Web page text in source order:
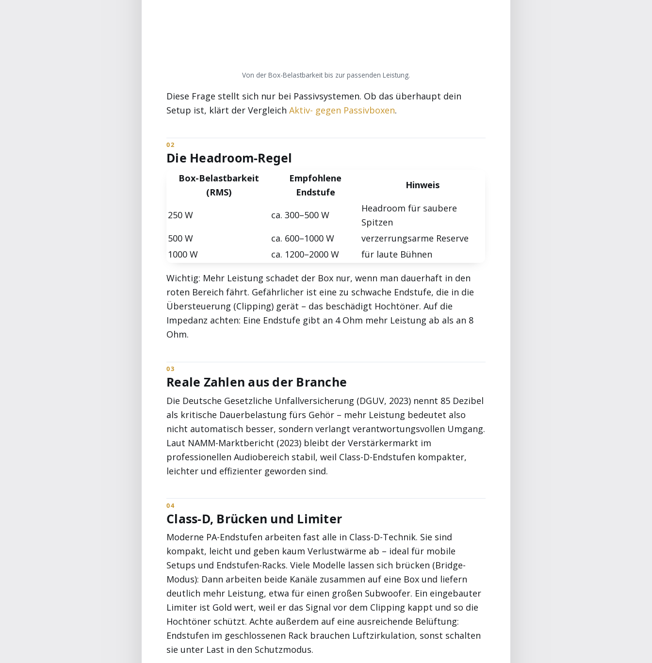
Von der Box-Belastbarkeit bis zur passenden Leistung.
Diese Frage stellt sich nur bei Passivsystemen. Ob das überhaupt dein
Setup ist, klärt der VergleichAktiv- gegen Passivboxen.
Die Headroom-Regel
Box-Belastbarkeit
(RMS)
Empfohlene
Endstufe
Hinweis
250 W ca. 300–500 W
Headroom für saubere
Spitzen
500 W
ca. 600–1000 W
verzerrungsarme Reserve
1000 W
ca. 1200–2000 W für laute Bühnen
Wichtig: Mehr Leistung schadet der Box nur, wenn man dauerhaft in den
roten Bereich fährt. Gefährlicher ist eine zu schwache Endstufe, die in die
Übersteuerung (Clipping) gerät – das beschädigt Hochtöner. Auf die
Impedanz achten: Eine Endstufe gibt an 4 Ohm mehr Leistung ab als an 8
Ohm.
Reale Zahlen aus der Branche
Die Deutsche Gesetzliche Unfallversicherung (DGUV, 2023) nennt 85 Dezibel
als kritische Dauerbelastung fürs Gehör – mehr Leistung bedeutet also
nicht automatisch besser, sondern verlangt verantwortungsvollen Umgang.
Laut NAMM-Marktbericht (2023) bleibt der Verstärkermarkt im
professionellen Audiobereich stabil, weil Class-D-Endstufen kompakter,
leichter und effizienter geworden sind.
Class-D, Brücken und Limiter
Moderne PA-Endstufen arbeiten fast alle in Class-D-Technik. Sie sind
kompakt, leicht und geben kaum Verlustwärme ab – ideal für mobile
Setups und Endstufen-Racks. Viele Modelle lassen sich brücken (Bridge-
Modus): Dann arbeiten beide Kanäle zusammen auf eine Box und liefern
deutlich mehr Leistung, etwa für einen großen Subwoofer. Ein eingebauter
Limiter ist Gold wert, weil er das Signal vor dem Clipping kappt und so die
Hochtöner schützt. Achte außerdem auf eine ausreichende Belüftung:
Endstufen im geschlossenen Rack brauchen Luftzirkulation, sonst schalten
sie unter Last in den Schutzmodus.